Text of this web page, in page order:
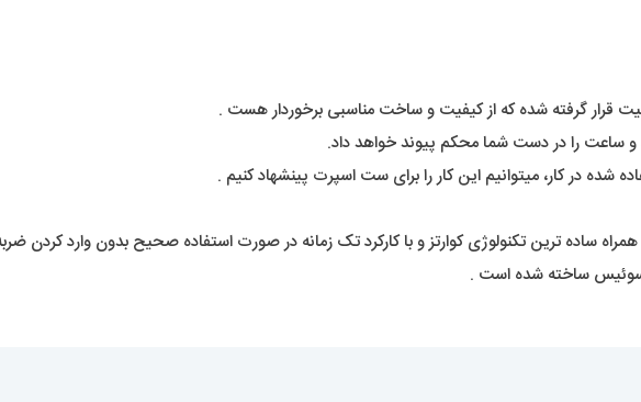
قرار گرفته شده که از کیفیت و ساخت مناسبی برخوردار هست .
و ساعت را در دست شما محکم پیوند خواهد داد.
شده در کار، میتوانیم این کار را برای ست اسپرت پینشهاد کنیم .
ساده ترین تکنولوژی کوارتز و با کارکرد تک زمانه در صورت استفاده صحیح بدون وارد کردن
سوئیس ساخته شده است .